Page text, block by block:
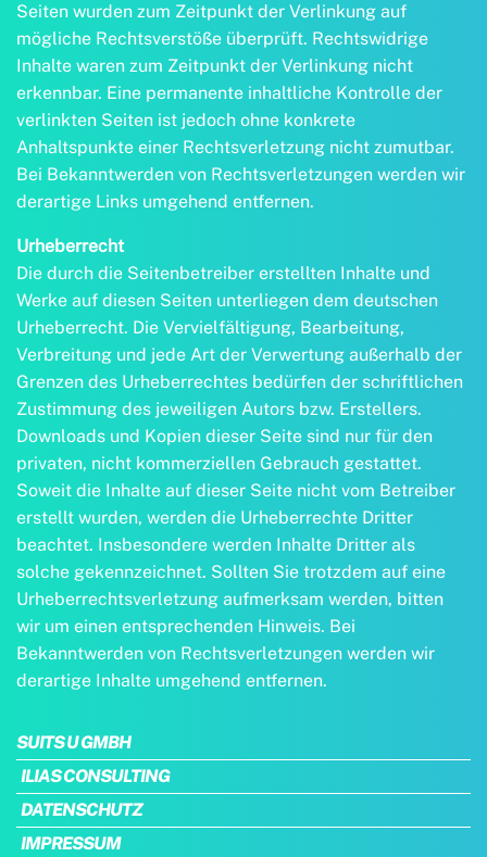
Seiten wurden zum Zeitpunkt der Verlinkung auf
mögliche Rechtsverstöße überprüft. Rechtswidrige
Inhalte waren zum Zeitpunkt der Verlinkung nicht
erkennbar. Eine permanente inhaltliche Kontrolle der
verlinkten Seiten ist jedoch ohne konkrete
Anhaltspunkte einer Rechtsverletzung nicht zumutbar.
Bei Bekanntwerden von Rechtsverletzungen werden wir
derartige Links umgehend entfernen.
Urheberrecht
Die durch die Seitenbetreiber erstellten Inhalte und
Werke auf diesen Seiten unterliegen dem deutschen
Urheberrecht. Die Vervielfältigung, Bearbeitung,
Verbreitung und jede Art der Verwertung außerhalb der
Grenzen des Urheberrechtes bedürfen der schriftlichen
Zustimmung des jeweiligen Autors bzw. Erstellers.
Downloads und Kopien dieser Seite sind nur für den
privaten, nicht kommerziellen Gebrauch gestattet.
Soweit die Inhalte auf dieser Seite nicht vom Betreiber
erstellt wurden, werden die Urheberrechte Dritter
beachtet. Insbesondere werden Inhalte Dritter als
solche gekennzeichnet. Sollten Sie trotzdem auf eine
Urheberrechtsverletzung aufmerksam werden, bitten
wir um einen entsprechenden Hinweis. Bei
Bekanntwerden von Rechtsverletzungen werden wir
derartige Inhalte umgehend entfernen.
SUITS U GMBH
ILIAS CONSULTING
DATENSCHUTZ
IMPRESSUM